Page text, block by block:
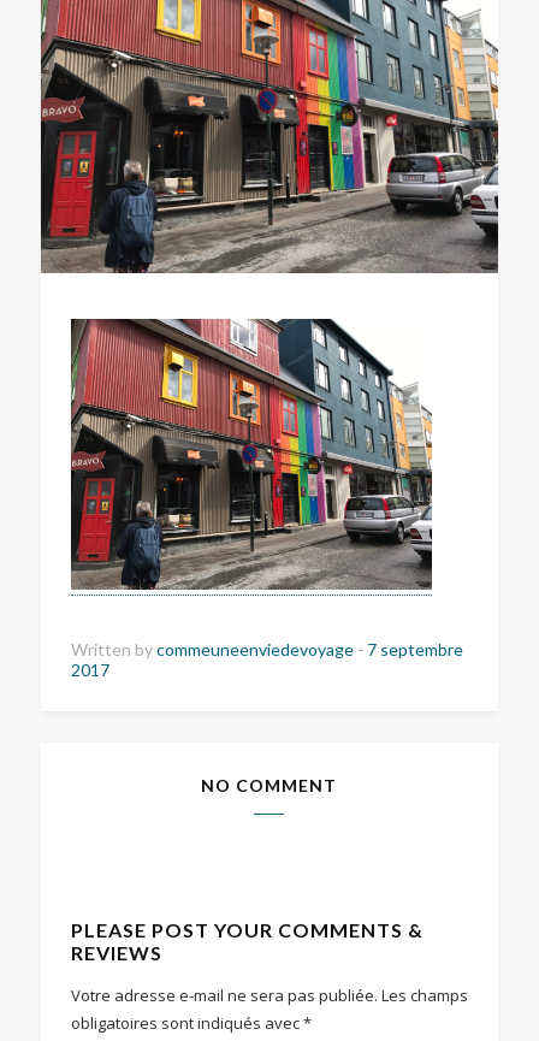
Written bycommeuneenviedevoyage - 7 septembre
2017
NO COMMENT
PLEASE POST YOUR COMMENTS &
REVIEWS
Votre adresse e-mail ne sera pas publiée. Les champs
obligatoires sont indiqués avec*